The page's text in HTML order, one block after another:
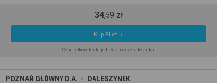
34,59 zł
Kup Bilet
Cena całkowita dla jednego pasażera bez ulgi
POZNAŃ GŁÓWNY D.A. DALESZYNEK